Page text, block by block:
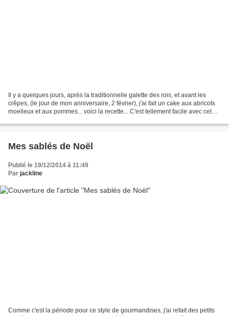
Il y a quelques jours, après la traditionnelle galette des rois, et avant les
crêpes, (le jour de mon anniversaire, 2 février), j'ai fait un cake aux abricots
moelleux et aux pommes... voici la recette... C'est tellement facile avec cet
Mes sablés de Noël
Publié le 19/12/2014 à 11:49
Par jackline
Comme c'est la période pour ce style de gourmandises, j'ai refait des petits